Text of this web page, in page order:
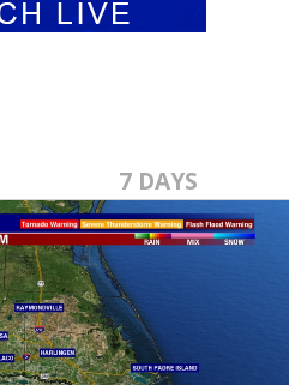
7 DAYS